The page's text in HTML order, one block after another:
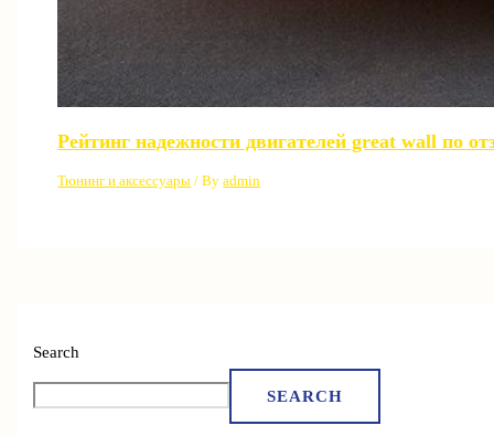
Search
SEARCH
Рейтинг надежности двигателей great wall по
Тюнинг и аксессуары / Byadmin